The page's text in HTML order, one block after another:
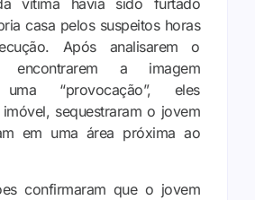
vítima havia sido furtado
casa pelos suspeitos horas
Após analisarem o
encontrarem a imagem
uma “provocação”, eles
sequestraram o jovem
em uma área próxima ao
confirmaram que o jovem